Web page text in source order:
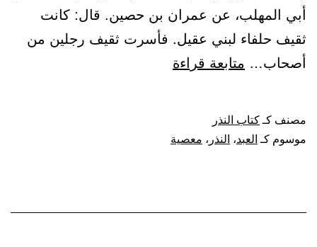
أبي المهلب، عن عمران بن حصين. قال: كانت
ثقيف حلفاء لبني عقيل. فأسرت ثقيف رجلين من
أصحاب… متابعة قراءة
لنذر
مصنف كـكتاب النذر
موسوم كـ العبد، النذر ، معصية